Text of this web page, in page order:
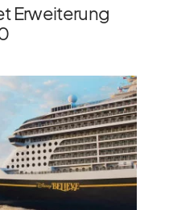
Erweiterung